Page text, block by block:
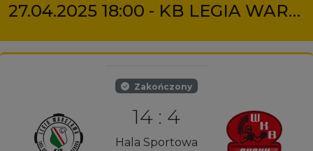
27.04.2025 18:00 - KB LEGIA WARSZAWA VS WKB RUSHH KIELCE
Zakończony
14 : 4
Hala Sportowa